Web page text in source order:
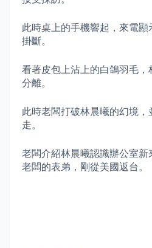
此時桌上的手機響起，來電
掛斷。
看著皮包上沾上的白鴿羽毛
分離。
此時老闆打破林晨曦的幻境
走。
老闆介紹林晨曦認識辦公室新
老闆的表弟，剛從美國返台。